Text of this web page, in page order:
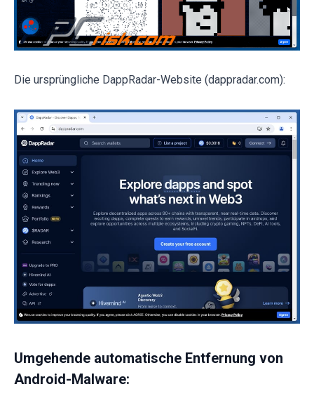
Die ursprüngliche DappRadar-Website (dappradar.com):
Umgehende automatische Entfernung von
Android-Malware: